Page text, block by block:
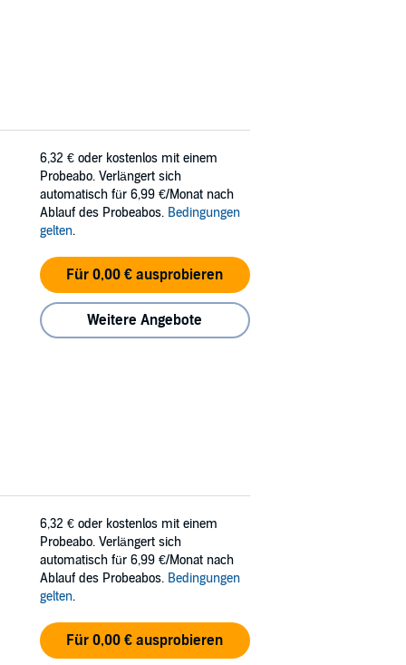
6,32 € oder kostenlos mit einem
Probeabo. Verlängert sich
automatisch für 6,99 €/Monat nach
Ablauf des Probeabos. Bedingungen
gelten.
Für 0,00 € ausprobieren
Weitere Angebote
6,32 € oder kostenlos mit einem
Probeabo. Verlängert sich
automatisch für 6,99 €/Monat nach
Ablauf des Probeabos. Bedingungen
gelten.
Für 0,00 € ausprobieren